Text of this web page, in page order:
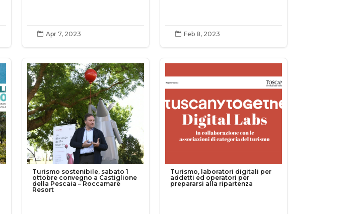
 Apr 7, 2023  Feb 8, 2023
Turismo sostenibile, sabato 1
ottobre convegno a Castiglione
della Pescaia – Roccamare
Resort
Turismo, laboratori digitali per
addetti ed operatori per
prepararsi alla ripartenza